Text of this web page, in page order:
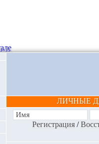
ЛИЧНЫЕ
Регистрация/